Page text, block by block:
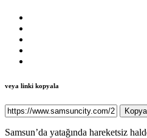
veya linki kopyala
Samsun’da yatağında hareketsiz